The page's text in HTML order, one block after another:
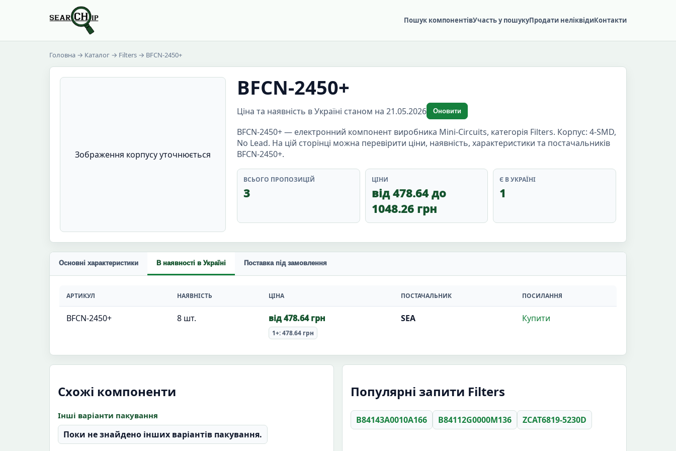
Пошук компонентівУчасть у пошукуПродати неліквідиКонтакти
Головна → Каталог → Filters → BFCN-2450+
Зображення корпусу уточнюється
BFCN-2450+
Ціна та наявність в Україні станом на 21.05.2026 Оновити
BFCN-2450+ — електронний компонент виробника Mini-Circuits, категорія Filters. Корпус: 4-SMD,
No Lead. На цій сторінці можна перевірити ціни, наявність, характеристики та постачальників
BFCN-2450+.
ВСЬОГО ПРОПОЗИЦІЙ
3
ЦІНИ
від 478.64 до
1048.26 грн
Є В УКРАЇНІ
1
Основні характеристики В наявності в Україні Поставка під замовлення
АРТИКУЛ НАЯВНІСТЬ ЦІНА ПОСТАЧАЛЬНИК ПОСИЛАННЯ
BFCN-2450+ 8 шт. від 478.64 грн
1+: 478.64 грн
SEA Купити
Схожі компоненти
Інші варіанти пакування
Поки не знайдено інших варіантів пакування.
Популярні запити Filters
B84143A0010A166 B84112G0000M136 ZCAT6819-5230D